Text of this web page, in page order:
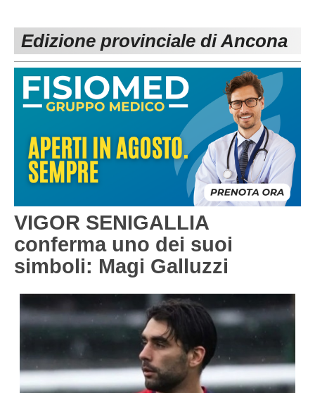
Carica la tua Rosa
1^ CATEGORIA
2^ CATEGORIA
3^ CATEGORIA
Edizione provinciale di Ancona
VIGOR SENIGALLIA
conferma uno dei suoi
simboli: Magi Galluzzi